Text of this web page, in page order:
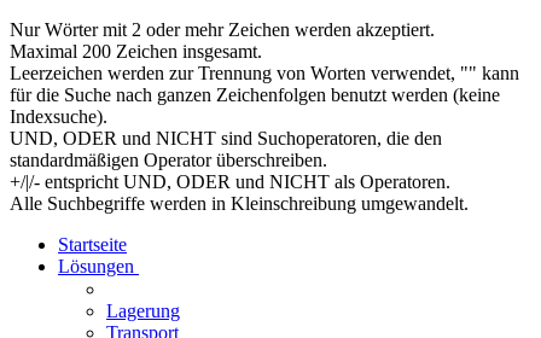
Nur Wörter mit 2 oder mehr Zeichen werden akzeptiert.
Maximal 200 Zeichen insgesamt.
Leerzeichen werden zur Trennung von Worten verwendet, "" kann
für die Suche nach ganzen Zeichenfolgen benutzt werden (keine
Indexsuche).
UND, ODER und NICHT sind Suchoperatoren, die den
standardmäßigen Operator überschreiben.
+/|/- entspricht UND, ODER und NICHT als Operatoren.
Alle Suchbegriffe werden in Kleinschreibung umgewandelt.
Startseite
Lösungen
Lagerung
Transport